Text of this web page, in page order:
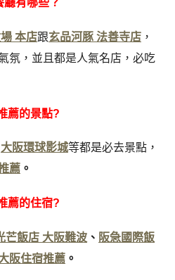
有哪些？
本店跟玄品河豚 法善寺店 ，
氛，並且都是人氣名店，必吃
薦的景點?
大阪環球影城等都是必去景點，
薦 。
薦的住宿?
芒飯店 大阪難波 、 阪急國際飯
阪住宿推薦 。